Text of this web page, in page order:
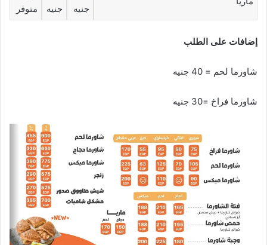
جنيه
جنيه
متوفر
إضافات على الطلب
شاورما لحم = 40 جنيه
شاورما فراخ =30 جنيه